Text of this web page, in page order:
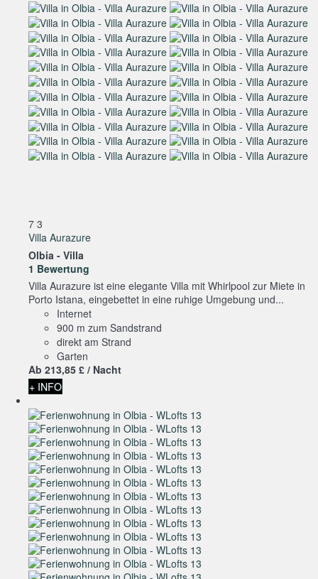
7 3
Villa Aurazure
Olbia - Villa
1 Bewertung
Villa Aurazure ist eine elegante Villa mit Whirlpool zur Miete in
Porto Istana, eingebettet in eine ruhige Umgebung und...
Internet
900 m zum Sandstrand
direkt am Strand
Garten
Ab 213,85 £ / Nacht
+ INFO